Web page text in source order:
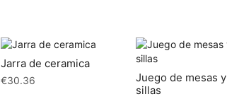
Jarra de ceramica
€30.36
Juego de mesas y
sillas